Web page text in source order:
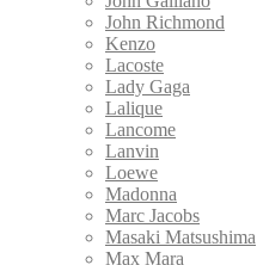
John Richmond
Kenzo
Lacoste
Lady Gaga
Lalique
Lancome
Lanvin
Loewe
Madonna
Marc Jacobs
Masaki Matsushima
Max Mara